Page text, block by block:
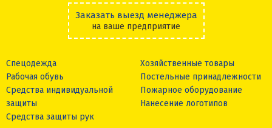
Заказать выезд менеджера
на ваше предприятие
Спецодежда
Рабочая обувь
Средства индивидуальной
защиты
Средства защиты рук
Хозяйственные товары
Постельные принадлежности
Пожарное оборудование
Нанесение логотипов